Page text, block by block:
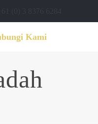
Kami